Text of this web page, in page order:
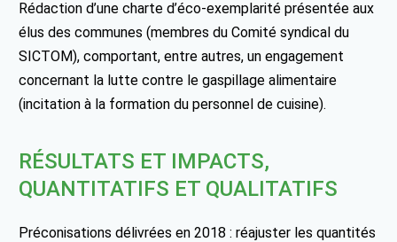
Rédaction d’une charte d’éco-exemplarité présentée aux
élus des communes (membres du Comité syndical du
SICTOM), comportant, entre autres, un engagement
concernant la lutte contre le gaspillage alimentaire
(incitation à la formation du personnel de cuisine).
RÉSULTATS ET IMPACTS,
QUANTITATIFS ET QUALITATIFS
Préconisations délivrées en 2018 : réajuster les quantités